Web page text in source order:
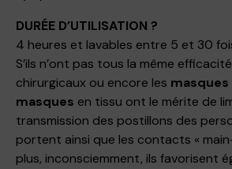
DURÉE D’UTILISATION ?
4 heures et lavables entre 5 et 30
S’ils n’ont pas tous la même
chirurgicaux ou encore les masques
masques en tissu ont le mérite de
transmission des postillons des
portent ainsi que les contacts «
plus, inconsciemment, ils favorisent